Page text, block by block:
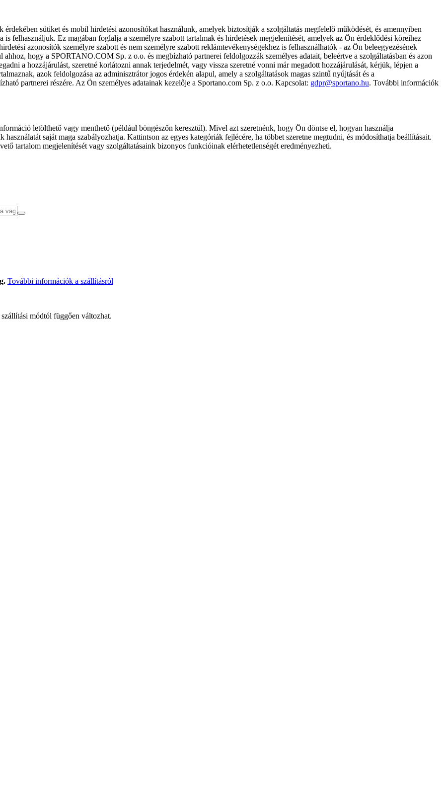
sütiket és mobil hirdetési azonosítókat használunk, amelyek biztosítják a szolgáltatás megfelelő működését, és amennyiben
is felhasználjuk. Ez magában foglalja a személyre szabott tartalmak és hirdetések megjelenítését, amelyek az Ön érdeklődési köreihez
azonosítók személyre szabott és nem személyre szabott reklámtevékenységekhez is felhasználhatók - az Ön beleegyezésének
hogy a SPORTANO.COM Sp. z o.o. és megbízható partnerei feldolgozzák személyes adatait, beleértve a szolgáltatásban és azon
a hozzájárulást, szeretné korlátozni annak terjedelmét, vagy vissza szeretné vonni már megadott hozzájárulását, kérjük, lépjen a
azok feldolgozása az adminisztrátor jogos érdekén alapul, amely a szolgáltatások magas szintű nyújtását és a
partnerei részére. Az Ön személyes adatainak kezelője a Sportano.com Sp. z o.o. Kapcsolat: gdpr@sportano.hu. További információk
letölthető vagy menthető (például böngészőn keresztül). Mivel azt szeretnénk, hogy Ön döntse el, hogyan használja
saját maga szabályozhatja. Kattintson az egyes kategóriák fejlécére, ha többet szeretne megtudni, és módosíthatja beállításait.
tartalom megjelenítését vagy szolgáltatásaink bizonyos funkcióinak elérhetetlenségét eredményezheti.
További információk a szállításról
módtól függően változhat.